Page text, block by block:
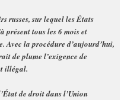
russes, sur lequel les États
présent tous les 6 mois et
Avec la procédure d’aujourd’hui,
de plume l’exigence de
illégal.
de droit dans l’Union